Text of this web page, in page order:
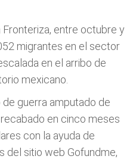
entre octubre y
migrantes en el sector
en el arribo de
mexicano.
de guerra amputado de
en cinco meses
con la ayuda de
del sitio web Gofundme,